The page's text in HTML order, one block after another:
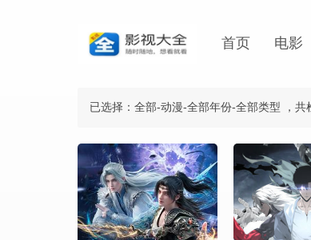
首页 电影
已选择：全部-动漫-全部年份-全部类型 ，